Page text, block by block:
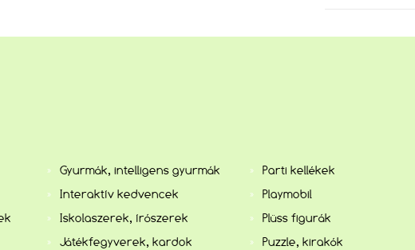
Gyurmák, intelligens gyurmák
Interaktív kedvencek
Iskolaszerek, írószerek
Játékfegyverek, kardok
Parti kellékek
Playmobil
Plüss figurák
Puzzle, kirakók